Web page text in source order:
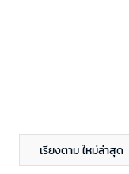
เรียงตาม ใหม่ล่าสุด